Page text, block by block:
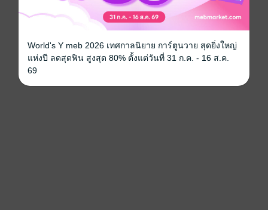
World's Y meb 2026 เทศกาลนิยาย การ์ตูนวาย สุดยิ่งใหญ่
แห่งปี ลดสุดฟิน สูงสุด 80% ตั้งแต่วันที่ 31 ก.ค. - 16 ส.ค.
69